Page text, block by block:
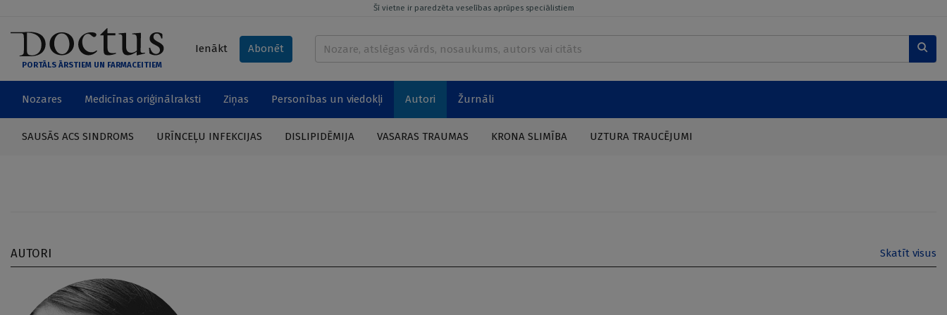
Šī vietne ir paredzēta veselības aprūpes speciālistiem
PORTĀLS ĀRSTIEM UN FARMACEITIEM
Ienākt Abonēt
Nozares Medicīnas oriģinālraksti Ziņas Personības un viedokļi Autori Žurnāli
SAUSĀS ACS SINDROMS URĪNCEĻU INFEKCIJAS DISLIPIDĒMIJA VASARAS TRAUMAS KRONA SLIMĪBA UZTURA TRAUCĒJUMI
AUTORI Skatīt visus